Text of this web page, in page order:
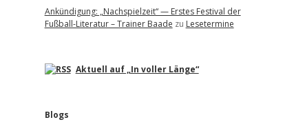
Ankündigung: „Nachspielzeit“ — Erstes Festival der
Fußball-Literatur – Trainer Baade zu Lesetermine
Aktuell auf „In voller Länge“
Blogs